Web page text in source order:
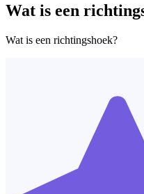
Wat is een
Wat is een richtingshoek?